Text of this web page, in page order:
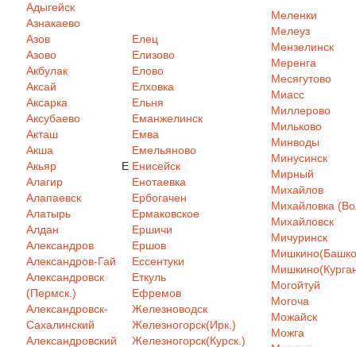
Адыгейск
Азнакаево
Азов
Азово
Акбулак
Аксай
Аксарка
Аксубаево
Акташ
Акша
Акьяр
Алагир
Алапаевск
Алатырь
Алдан
Александров
Александров-Гай
Александровск
(Пермск.)
Александровск-
Сахалинский
Александровский
Е
Елец
Елизово
Елово
Елховка
Ельня
Еманжелинск
Емва
Емельяново
Енисейск
Енотаевка
Ербогачен
Ермаковское
Ершичи
Ершов
Ессентуки
Еткуль
Ефремов
Железноводск
Железногорск(Ирк.)
Железногорск(Курск.)
Меленки
Мелеуз
Мензелинск
Меренга
Месягутово
Миасс
Миллерово
Мильково
Минводы
Минусинск
Мирный
Михайлов
Михайловка
Михайловск
Мичуринск
Могойтуй
Могоча
Можайск
Можга